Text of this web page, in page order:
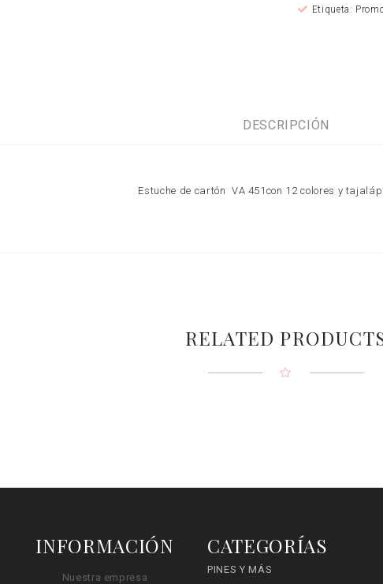
Etiqueta:
DESCRIPCIÓN
Estuche de cartón VA 451con 12 colores y
RELATED
INFORMACIÓN
Nuestra empresa
CATEGORÍAS
PINES Y MÁS